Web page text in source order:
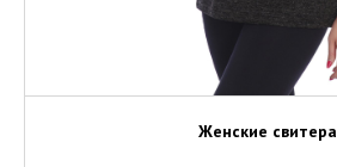
Женские свитера